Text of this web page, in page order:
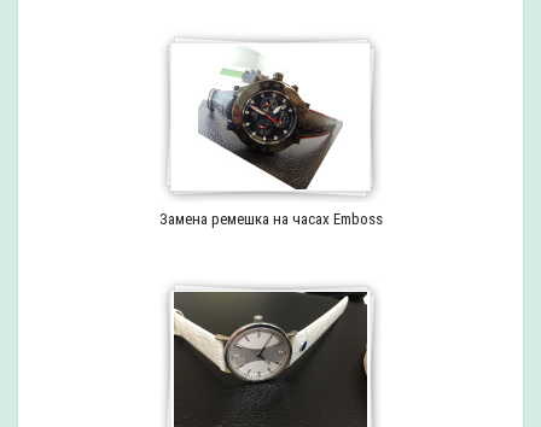
Замена ремешка на часах Emboss